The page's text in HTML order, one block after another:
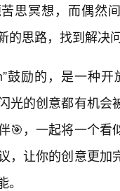
思冥想，而偶然
的思路，找到解决
鼓励的，是一种
光的创意都有机
🎯，一起将一个
，让你的创意更